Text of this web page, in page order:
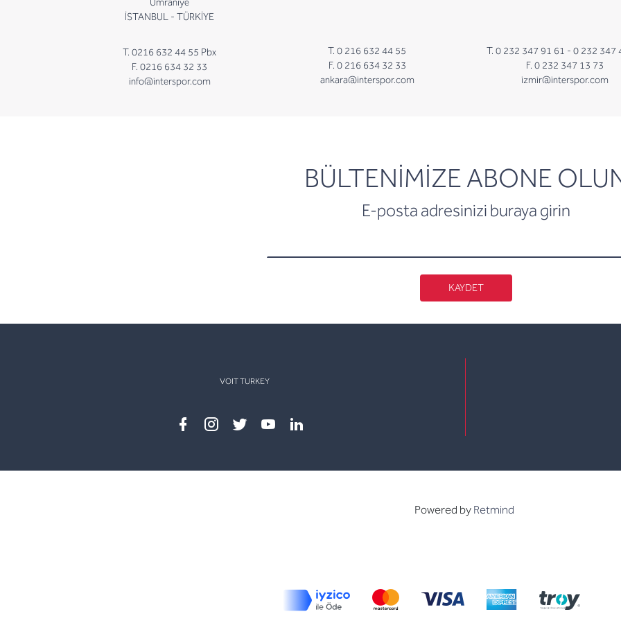
İSTANBUL - TÜRKİYE
T. 0216 632 44 55 Pbx
F. 0216 634 32 33
info@interspor.com
T. 0 216 632 44 55
F. 0 216 634 32 33
ankara@interspor.com
T. 0 232 347 91 61 - 0 232 347
F. 0 232 347 13 73
izmir@interspor.com
BÜLTENİMİZE ABONE
E-posta adresinizi buraya girin
newsletter
KAYDET
VOIT TURKEY
Powered by Retmind